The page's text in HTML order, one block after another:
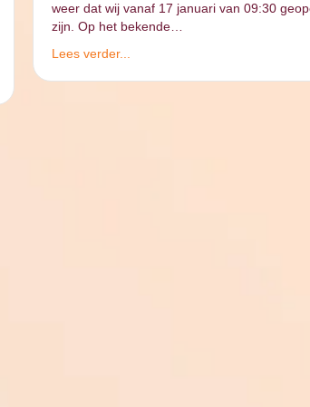
weer dat wij vanaf 17 januari van 09:30
zijn. Op het bekende…
Lees verder...